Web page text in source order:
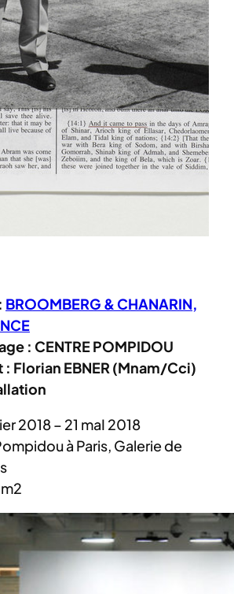
BROOMBERG & CHANARIN,
: CENTRE POMPIDOU
Florian EBNER (Mnam/Cci)
2018 – 21 maI 2018
à Paris, Galerie de